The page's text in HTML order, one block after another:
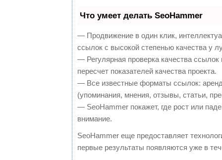
Что умеет делать SeoHammer
— Продвижение в один клик,
ссылок с высокой степенью качества у
— Регулярная проверка качества
пересчет показателей качества проекта.
— Все известные форматы ссылок:
(упоминания, мнения, отзывы, статьи,
— SeoHammer покажет, где рост или
внимание.
SeoHammer еще предоставляет
первые результаты появляются уже в